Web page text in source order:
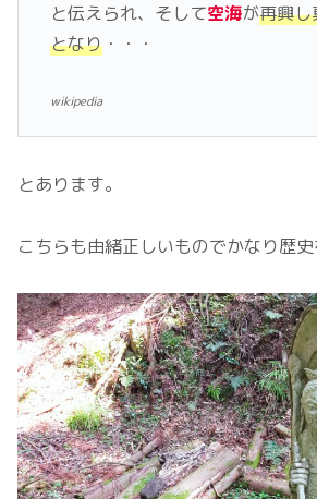
と伝えられ、そして空海が再興し
となり・・・
wikipedia
とあります。
こちらも由緒正しいものでかなり歴